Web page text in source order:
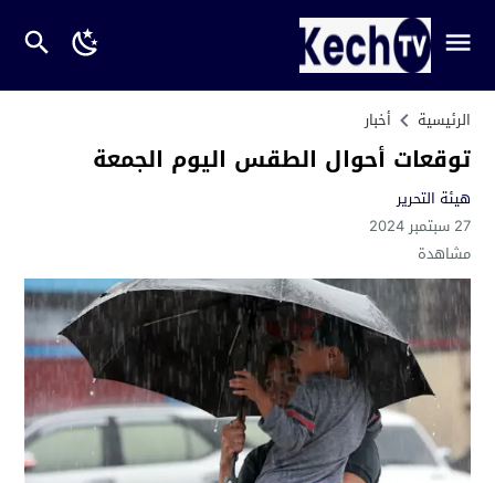
الرئيسية أخبار
توقعات أحوال الطقس اليوم الجمعة
هيئة التحرير
27 سبتمبر 2024
مشاهدة